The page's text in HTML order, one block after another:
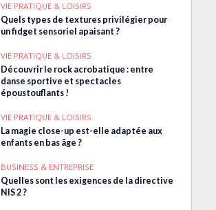
VIE PRATIQUE & LOISIRS
Quels types de textures privilégier pour
un fidget sensoriel apaisant ?
VIE PRATIQUE & LOISIRS
Découvrir le rock acrobatique : entre
danse sportive et spectacles
époustouflants !
VIE PRATIQUE & LOISIRS
La magie close-up est-elle adaptée aux
enfants en bas âge ?
BUSINESS & ENTREPRISE
Quelles sont les exigences de la directive
NIS 2 ?